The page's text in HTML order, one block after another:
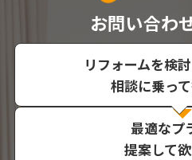
お問い合わ
リフォームを検
相談に乗っ
最適なプ
提案して